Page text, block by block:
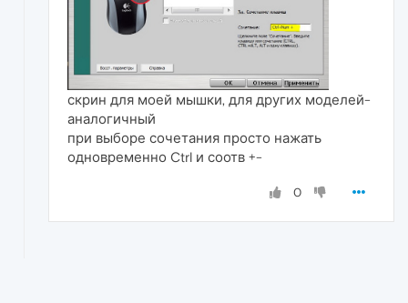
скрин для моей мышки, для других моделей-
аналогичный
при выборе сочетания просто нажать
одновременно Ctrl и соотв +-
0